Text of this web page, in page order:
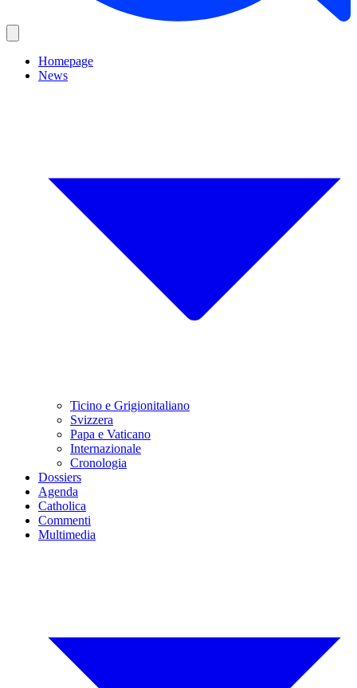
Homepage
News
Ticino e Grigionitaliano
Svizzera
Papa e Vaticano
Internazionale
Cronologia
Dossiers
Agenda
Catholica
Commenti
Multimedia